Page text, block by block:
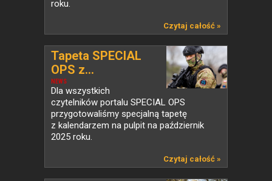
roku.
Czytaj całość »
NEWS
Tapeta SPECIAL
OPS z...
Dla wszystkich
czytelników portalu SPECIAL OPS
przygotowaliśmy specjalną tapetę
z kalendarzem na pulpit na październik
2025 roku.
Czytaj całość »